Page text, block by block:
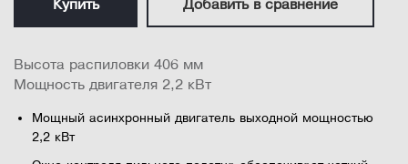
Купить Добавить в сравнение
Высота распиловки 406 мм
Мощность двигателя 2,2 кВт
Мощный асинхронный двигатель выходной мощностью
2,2 кВт